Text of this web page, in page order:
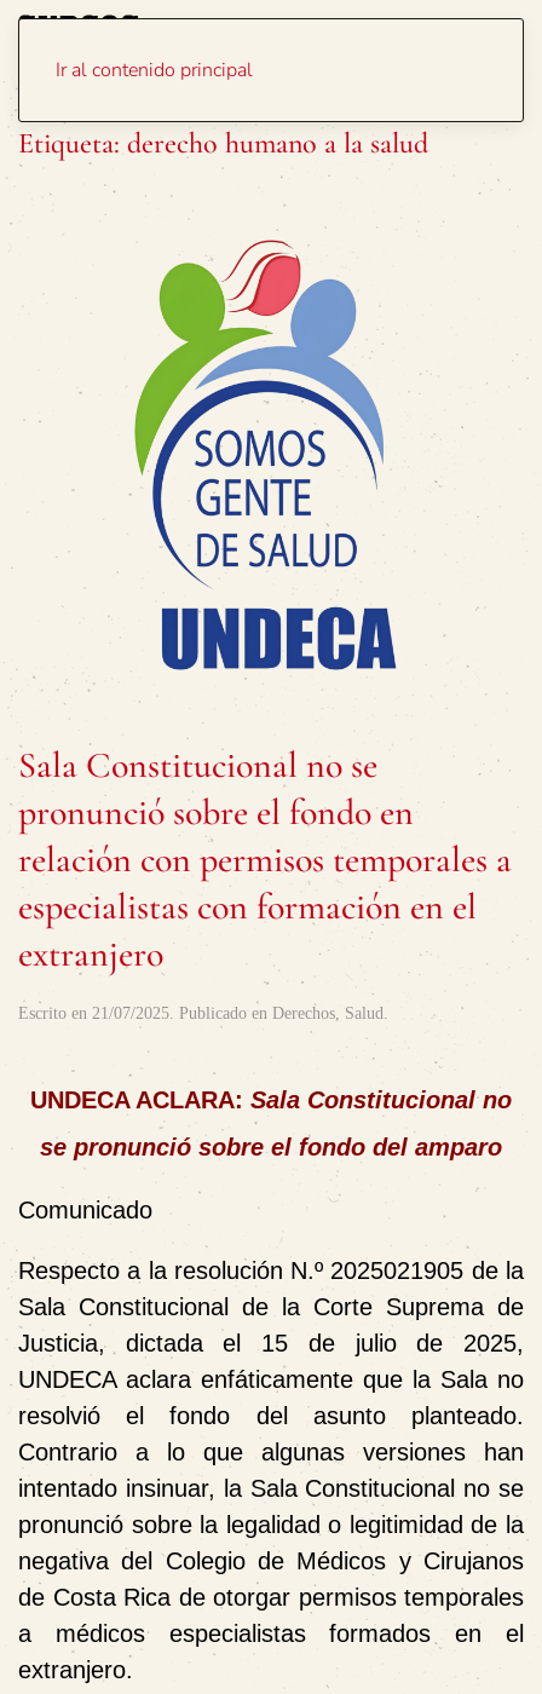
Ir al contenido principal
Etiqueta: derecho humano a la salud
Sala Constitucional no se
pronunció sobre el fondo en
relación con permisos temporales a
especialistas con formación en el
extranjero
Escrito en 21/07/2025. Publicado en Derechos, Salud.
UNDECA ACLARA: Sala Constitucional no
se pronunció sobre el fondo del amparo
Comunicado
Respecto a la resolución N.º 2025021905 de la
Sala Constitucional de la Corte Suprema de
Justicia, dictada el 15 de julio de 2025,
UNDECA aclara enfáticamente que la Sala no
resolvió el fondo del asunto planteado.
Contrario a lo que algunas versiones han
intentado insinuar, la Sala Constitucional no se
pronunció sobre la legalidad o legitimidad de la
negativa del Colegio de Médicos y Cirujanos
de Costa Rica de otorgar permisos temporales
a médicos especialistas formados en el
extranjero.